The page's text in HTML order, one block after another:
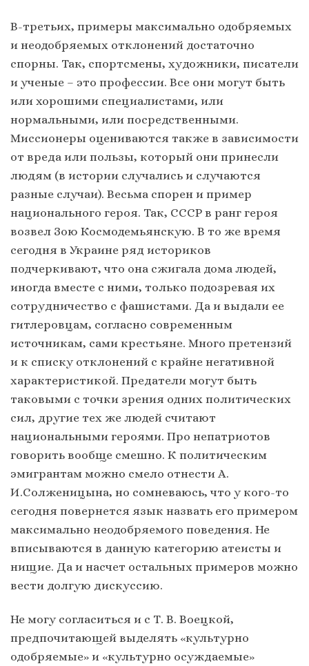
В-третьих, примеры максимально одобряемых
и неодобряемых отклонений достаточно
спорны. Так, спортсмены, художники, писатели
и ученые – это профессии. Все они могут быть
или хорошими специалистами, или
нормальными, или посредственными.
Миссионеры оцениваются также в зависимости
от вреда или пользы, который они принесли
людям (в истории случались и случаются
разные случаи). Весьма спорен и пример
национального героя. Так, СССР в ранг героя
возвел Зою Космодемьянскую. В то же время
сегодня в Украине ряд историков
подчеркивают, что она сжигала дома людей,
иногда вместе с ними, только подозревая их
сотрудничество с фашистами. Да и выдали ее
гитлеровцам, согласно современным
источникам, сами крестьяне. Много претензий
и к списку отклонений с крайне негативной
характеристикой. Предатели могут быть
таковыми с точки зрения одних политических
сил, другие тех же людей считают
национальными героями. Про непатриотов
говорить вообще смешно. К политическим
эмигрантам можно смело отнести А.
И.Солженицына, но сомневаюсь, что у кого-то
сегодня повернется язык назвать его примером
максимально неодобряемого поведения. Не
вписываются в данную категорию атеисты и
нищие. Да и насчет остальных примеров можно
вести долгую дискуссию.
Не могу согласиться и с Т. В. Воецкой,
предпочитающей выделять «культурно
одобряемые» и «культурно осуждаемые»